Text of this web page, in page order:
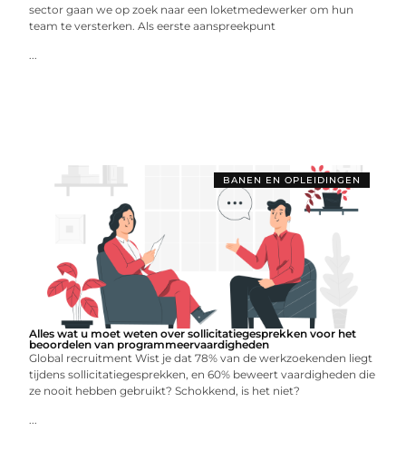
sector gaan we op zoek naar een loketmedewerker om hun
team te versterken. Als eerste aanspreekpunt
...
BANEN EN OPLEIDINGEN
Alles wat u moet weten over sollicitatiegesprekken voor het
beoordelen van programmeervaardigheden
Global recruitment Wist je dat 78% van de werkzoekenden liegt
tijdens sollicitatiegesprekken, en 60% beweert vaardigheden die
ze nooit hebben gebruikt? Schokkend, is het niet?
...